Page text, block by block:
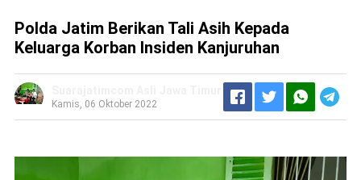
Polda Jatim Berikan Tali Asih Kepada
Keluarga Korban Insiden Kanjuruhan
Kamis, 06 Oktober 2022